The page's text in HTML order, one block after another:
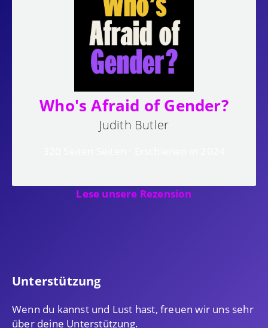
Who's Afraid of Gender?
Judith Butler
Lese unsere Rezension
Unterstützung
Wenn du kannst und Lust hast, freuen wir uns sehr
über deine Unterstützung.